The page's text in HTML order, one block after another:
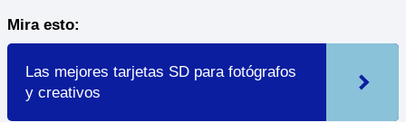
Mira esto:
Las mejores tarjetas SD para fotógrafos
y creativos